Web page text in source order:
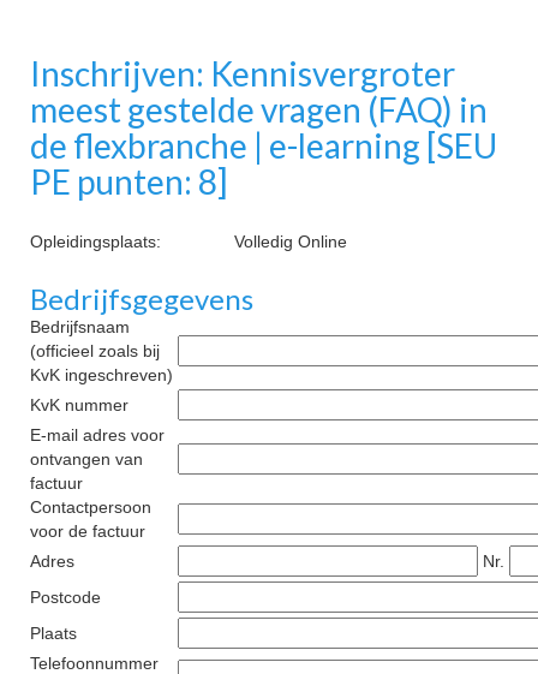
Inschrijven: Kennisvergroter
meest gestelde vragen (FAQ) in
de flexbranche | e-learning [SEU
PE punten: 8]
Opleidingsplaats: Volledig Online
Bedrijfsgegevens
Bedrijfsnaam
(officieel zoals bij
KvK ingeschreven)
KvK nummer
E-mail adres voor
ontvangen van
factuur
Contactpersoon
voor de factuur
Adres
Nr.
Postcode
Plaats
Telefoonnummer